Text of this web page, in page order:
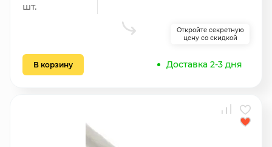
шт.
Откройте секретную
цену со скидкой
В корзину Доставка 2-3 дня